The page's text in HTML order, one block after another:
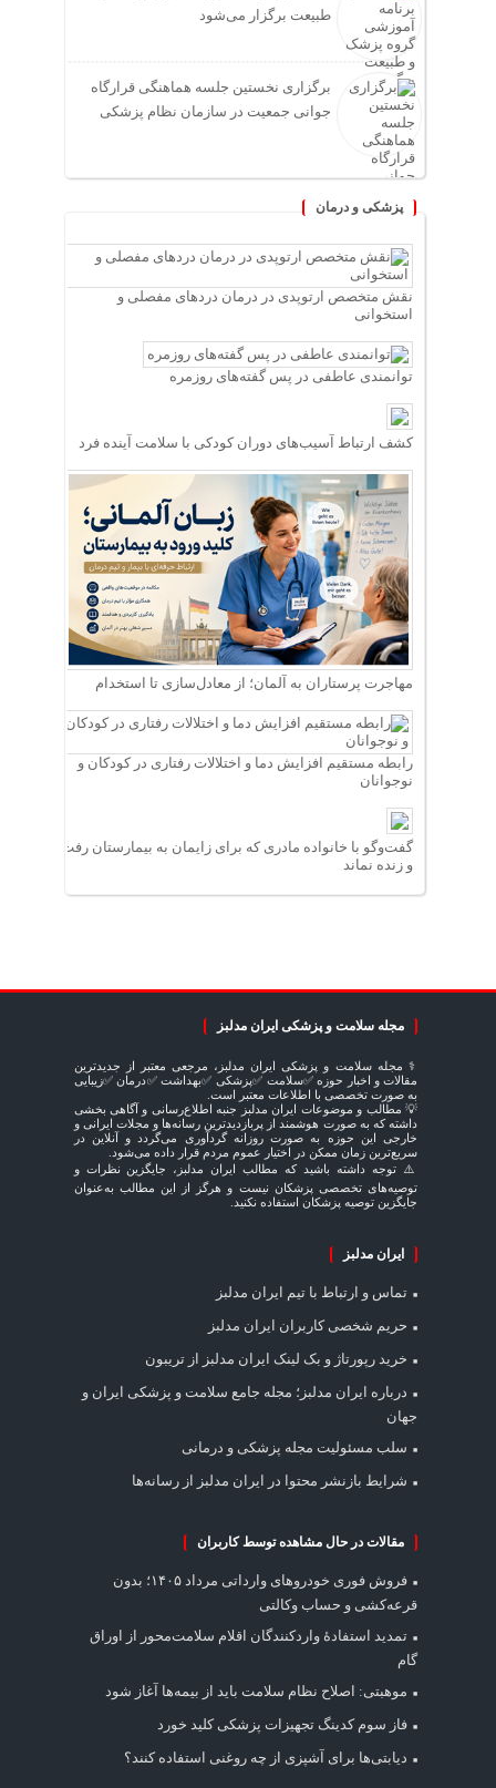
طبیعت برگزار می‌شود
برگزاری نخستین جلسه هماهنگی قرارگاه
جوانی جمعیت در سازمان نظام پزشکی
پزشکی و درمان
نقش متخصص ارتوپدی در درمان دردهای مفصلی و
استخوانی
توانمندی عاطفی در پس گفته‌های روزمره
کشف ارتباط آسیب‌های دوران کودکی با سلامت آینده فرد
مهاجرت پرستاران به آلمان؛ از معادل‌سازی تا استخدام
رابطه مستقیم افزایش دما و اختلالات رفتاری در کودکان و
نوجوانان
گفت‌وگو با خانواده مادری که برای زایمان به بیمارستان رفت
و زنده نماند
مجله سلامت و پزشکی ایران مدلبز
⚕️ مجله سلامت و پزشکی ایران مدلبز، مرجعی معتبر از جدیدترین
مقالات و اخبار حوزه ✅سلامت ✅پزشکی ✅بهداشت ✅درمان ✅زیبایی
به صورت تخصصی با اطلاعات معتبر است.
💡 مطالب و موضوعات ایران مدلبز جنبه اطلاع‌رسانی و آگاهی بخشی
داشته که به صورت هوشمند از پربازدیدترین رسانه‌ها و مجلات ایرانی و
خارجی این حوزه به صورت روزانه گردآوری می‌گردد و آنلاین در
سریع‌ترین زمان ممکن در اختیار عموم مردم قرار داده می‌شود.
⚠️ توجه داشته باشید که مطالب ایران مدلبز، جایگزین نظرات و
توصیه‌های تخصصی پزشکان نیست و هرگز از این مطالب به‌عنوان
جایگزین توصیه پزشکان استفاده نکنید.
ایران مدلبز
تماس و ارتباط با تیم ایران مدلبز
حریم شخصی کاربران ایران مدلبز
خرید رپورتاژ و بک لینک ایران مدلبز از تریبون
درباره ایران مدلبز؛ مجله جامع سلامت و پزشکی ایران و
جهان
سلب مسئولیت مجله پزشکی و درمانی
شرایط بازنشر محتوا در ایران مدلبز از رسانه‌ها
مقالات در حال مشاهده توسط کاربران
فروش فوری خودروهای وارداتی مرداد ۱۴۰۵؛ بدون
قرعه‌کشی و حساب وکالتی
تمدید استفادۀ واردکنندگان اقلام سلامت‌محور از اوراق
گام
موهبتی: اصلاح نظام سلامت باید از بیمه‌ها آغاز شود
فاز سوم کدینگ تجهیزات پزشکی کلید خورد
دیابتی‌ها برای آشپزی از چه روغنی استفاده کنند؟